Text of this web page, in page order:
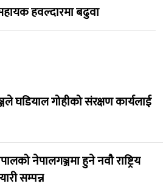
सहायक हवल्दारमा बढुवा
घडियाल गोहीको संरक्षण कार्यलाई
नेपालगञ्जमा हुने नवौ राष्ट्रिय
सम्पन्न